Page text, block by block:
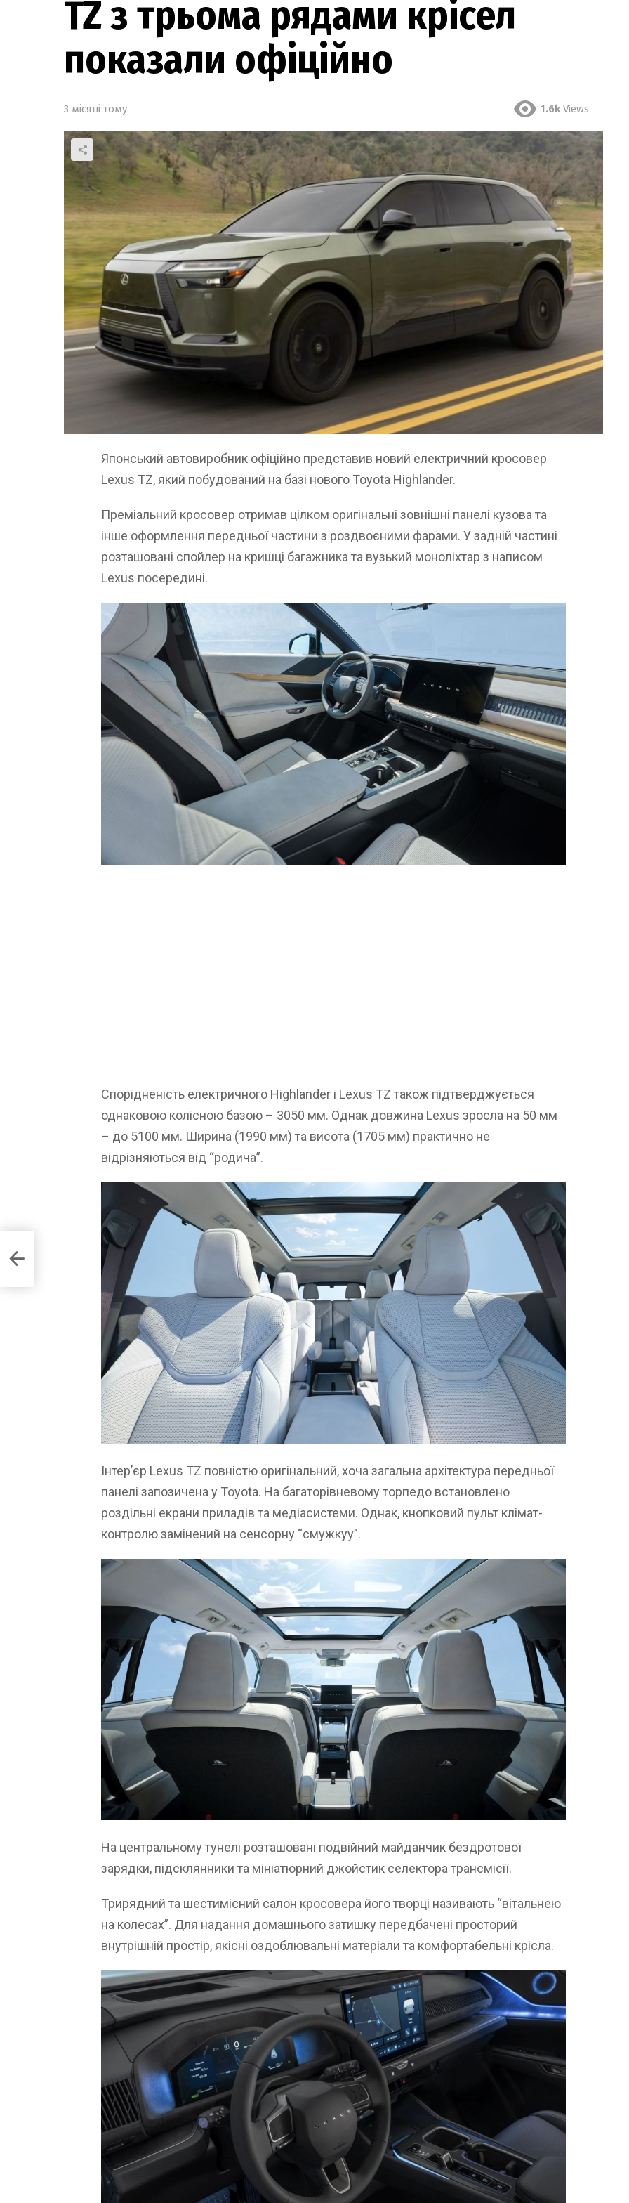
TZ з трьома рядами крісел
показали офіційно
3 місяці тому 1.6k Views
Японський автовиробник офіційно представив новий електричний кросовер
Lexus TZ, який побудований на базі нового Toyota Highlander.
Преміальний кросовер отримав цілком оригінальні зовнішні панелі кузова та
інше оформлення передньої частини з роздвоєними фарами. У задній частині
розташовані спойлер на кришці багажника та вузький моноліхтар з написом
Lexus посередині.
Спорідненість електричного Highlander і Lexus TZ також підтверджується
однаковою колісною базою – 3050 мм. Однак довжина Lexus зросла на 50 мм
– до 5100 мм. Ширина (1990 мм) та висота (1705 мм) практично не
відрізняються від “родича”.
Інтер’єр Lexus TZ повністю оригінальний, хоча загальна архітектура передньої
панелі запозичена у Toyota. На багаторівневому торпедо встановлено
роздільні екрани приладів та медіасистеми. Однак, кнопковий пульт клімат-
контролю замінений на сенсорну “смужкуу”.
На центральному тунелі розташовані подвійний майданчик бездротової
зарядки, підсклянники та мініатюрний джойстик селектора трансмісії.
Трирядний та шестимісний салон кросовера його творці називають “вітальнею
на колесах”. Для надання домашнього затишку передбачені просторий
внутрішній простір, якісні оздоблювальні матеріали та комфортабельні крісла.